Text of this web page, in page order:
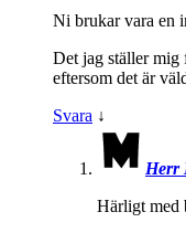
Ni brukar vara en
Det jag ställer mig
eftersom det är
Svara ↓
Herr
Härligt med